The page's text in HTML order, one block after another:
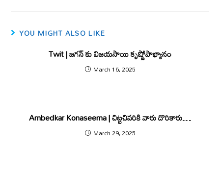
YOU MIGHT ALSO LIKE
Twit | జగన్ కు విజయసాయి కృష్ణోపాఖ్యానం
March 16, 2025
Ambedkar Konaseema | చిట్టచివరికి వారు దొరికారు…
March 29, 2025